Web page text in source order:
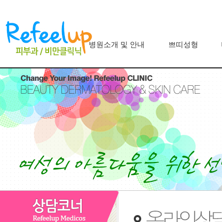
병원소개 및 안내 쁘띠성형